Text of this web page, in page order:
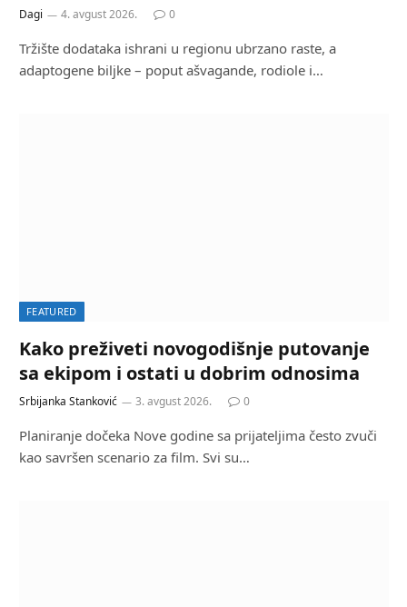
Dagi 4. avgust 2026. 0
Tržište dodataka ishrani u regionu ubrzano raste, a
adaptogene biljke – poput ašvagande, rodiole i…
FEATURED
Kako preživeti novogodišnje putovanje
sa ekipom i ostati u dobrim odnosima
Srbijanka Stanković 3. avgust 2026. 0
Planiranje dočeka Nove godine sa prijateljima često zvuči
kao savršen scenario za film. Svi su…